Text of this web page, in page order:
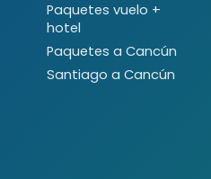
Paquetes vuelo +
hotel
Paquetes a Cancún
Santiago a Cancún